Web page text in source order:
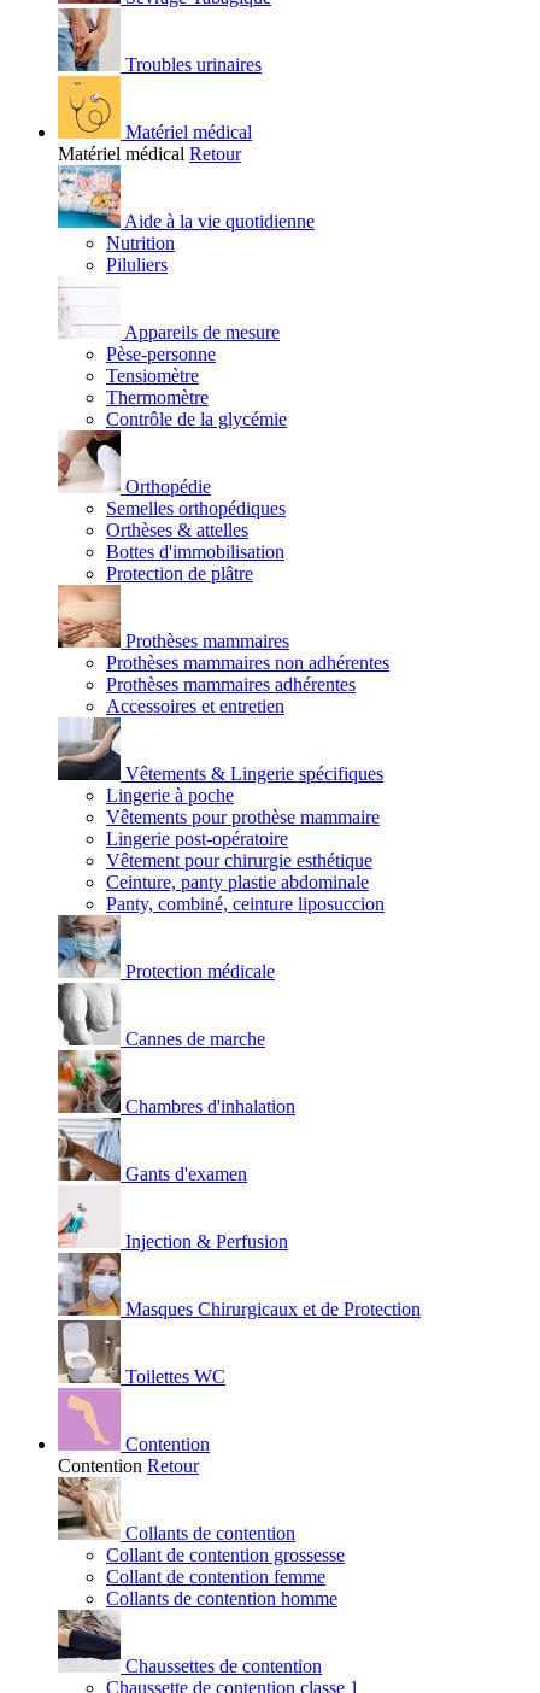
Troubles urinaires
Matériel médical
Matériel médical Retour
Aide à la vie quotidienne
Nutrition
Piluliers
Appareils de mesure
Pèse-personne
Tensiomètre
Thermomètre
Contrôle de la glycémie
Orthopédie
Semelles orthopédiques
Orthèses & attelles
Bottes d'immobilisation
Protection de plâtre
Prothèses mammaires
Prothèses mammaires non adhérentes
Prothèses mammaires adhérentes
Accessoires et entretien
Vêtements & Lingerie spécifiques
Lingerie à poche
Vêtements pour prothèse mammaire
Lingerie post-opératoire
Vêtement pour chirurgie esthétique
Ceinture, panty plastie abdominale
Panty, combiné, ceinture liposuccion
Protection médicale
Cannes de marche
Chambres d'inhalation
Gants d'examen
Injection & Perfusion
Masques Chirurgicaux et de Protection
Toilettes WC
Contention
Contention Retour
Collants de contention
Collant de contention grossesse
Collant de contention femme
Collants de contention homme
Chaussettes de contention
Chaussette de contention classe 1